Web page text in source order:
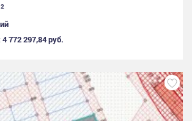
2
4 772 297,84 руб.